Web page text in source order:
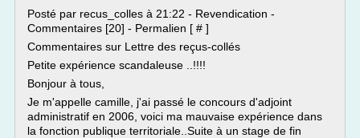
Posté par recus_colles à 21:22 - Revendication -
Commentaires [20] - Permalien [ # ]
Commentaires sur Lettre des reçus-collés
Petite expérience scandaleuse ..!!!!
Bonjour à tous,
Je m'appelle camille, j'ai passé le concours d'adjoint
administratif en 2006, voici ma mauvaise expérience dans
la fonction publique territoriale..Suite à un stage de fin